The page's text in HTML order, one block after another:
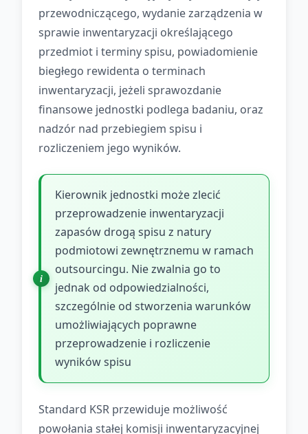
przewodniczącego, wydanie zarządzenia w
sprawie inwentaryzacji określającego
przedmiot i terminy spisu, powiadomienie
biegłego rewidenta o terminach
inwentaryzacji, jeżeli sprawozdanie
finansowe jednostki podlega badaniu, oraz
nadzór nad przebiegiem spisu i
rozliczeniem jego wyników.
Kierownik jednostki może zlecić
przeprowadzenie inwentaryzacji
zapasów drogą spisu z natury
podmiotowi zewnętrznemu w ramach
outsourcingu. Nie zwalnia go to
jednak od odpowiedzialności,
szczególnie od stworzenia warunków
umożliwiających poprawne
przeprowadzenie i rozliczenie
wyników spisu
Standard KSR przewiduje możliwość
powołania stałej komisji inwentaryzacyjnej